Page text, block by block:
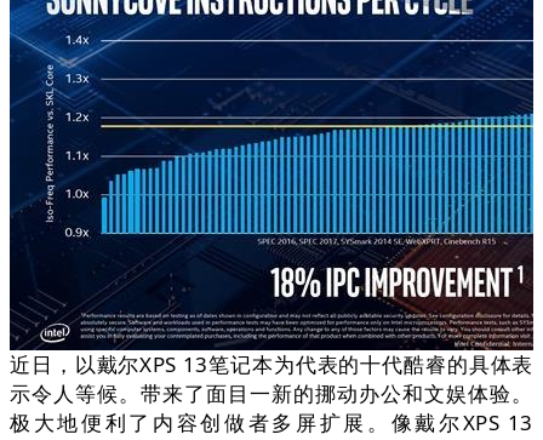
近日，以戴尔XPS 13笔记本为代表的十代酷睿的具体表
示令人等候。带来了面目一新的挪动办公和文娱体验。
极大地便利了内容创做者多屏扩展。像戴尔XPS 13